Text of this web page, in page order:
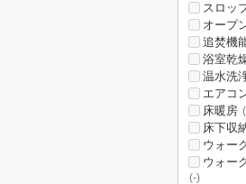
スロッ
オープ
追焚機
浴室乾
温水洗
エアコ
床暖房
床下収
ウォー
ウォー
(-)